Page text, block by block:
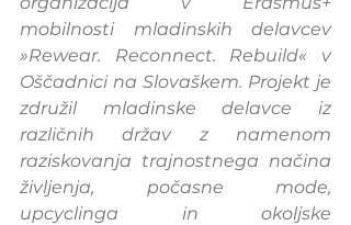
mobilnosti mladinskih delavcev
»Rewear. Reconnect. Rebuild« v
Oščadnici na Slovaškem. Projekt je
združil mladinske delavce iz
različnih držav z namenom
raziskovanja trajnostnega načina
življenja, počasne mode,
upcyclinga in okoljske